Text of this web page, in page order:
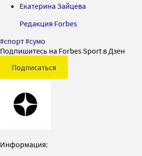
Екатерина Зайцева
Редакция Forbes
#спорт#сумо
Подпишитесь на Forbes Sport в Дзен
Подписаться
Информация: